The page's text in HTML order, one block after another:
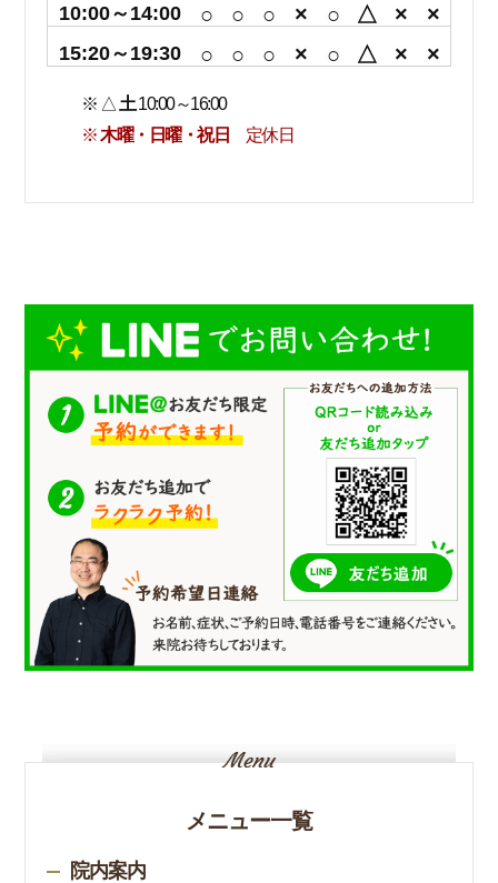
10:00～14:00
○ ○ ○ × ○ △ × ×
15:20～19:30 ○ ○ ○ × ○ △ × ×
※ △ 土10:00～16:00
※木曜・日曜・祝日 定休日
メニュー一覧
院内案内